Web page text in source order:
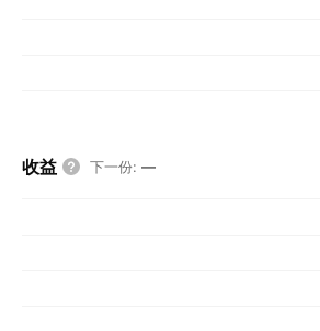
收益 下一份: —